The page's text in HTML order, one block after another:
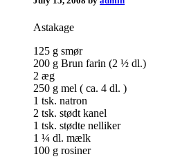
Astakage
125 g smør
200 g Brun farin (2 ½ dl.)
2 æg
250 g mel ( ca. 4 dl. )
1 tsk. natron
2 tsk. stødt kanel
1 tsk. stødte nelliker
1 ¼ dl. mælk
100 g rosiner